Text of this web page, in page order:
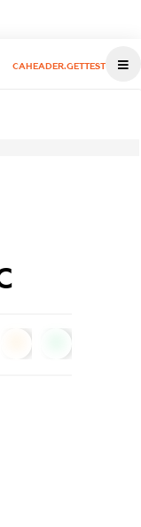
CAHEADER.GETTEST